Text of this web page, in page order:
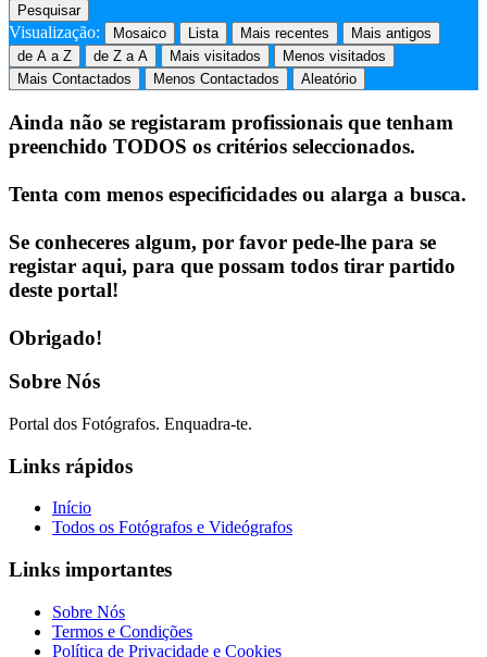
Pesquisar
Visualização: Mosaico Lista Mais recentes
Mais antigos
de A a Z
de Z a A Mais visitados
Menos visitados
Mais Contactados
Menos Contactados Aleatório
Ainda não se registaram profissionais que tenham
preenchido TODOS os critérios seleccionados.
Tenta com menos especificidades ou alarga a busca.
Se conheceres algum, por favor pede-lhe para se
registar aqui, para que possam todos tirar partido
deste portal!
Obrigado!
Sobre Nós
Portal dos Fotógrafos. Enquadra-te.
Links rápidos
Início
Todos os Fotógrafos e Videógrafos
Links importantes
Sobre Nós
Termos e Condições
Política de Privacidade e Cookies